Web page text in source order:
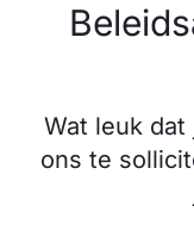
Wat leuk
ons te